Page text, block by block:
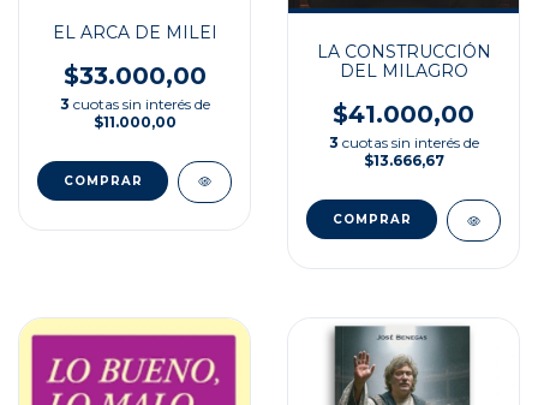
EL ARCA DE MILEI
$33.000,00
3 cuotas sin interés de
$11.000,00
LA CONSTRUCCIÓN
DEL MILAGRO
$41.000,00
3 cuotas sin interés de
$13.666,67